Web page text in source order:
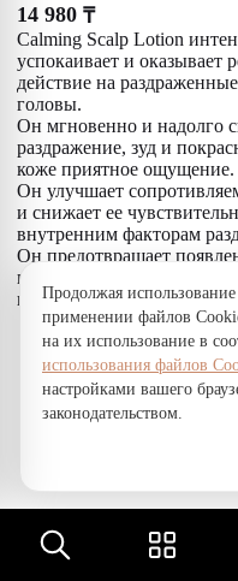
14 980 ₸
Calming Scalp Lotion
успокаивает и оказывает
действие на
головы.
Он мгновенно и надолго
раздражение, зуд и
коже приятное ощущение.
Он улучшает
и снижает ее
внутренним факторам
Он предотвращает
помогает нормализовать
головы.
Продолжая
применении файлов
на их использование в
использования файлов
настройками вашего
законодательством.